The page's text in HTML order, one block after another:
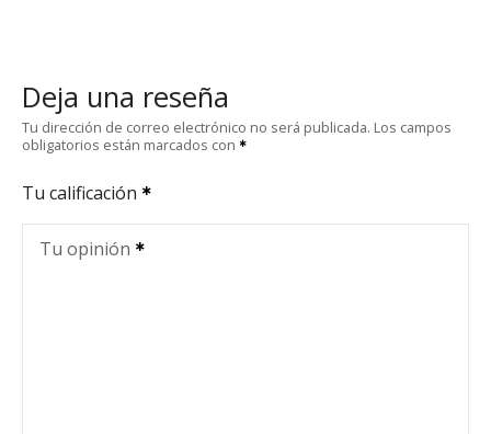
Deja una reseña
Tu dirección de correo electrónico no será publicada. Los campos
obligatorios están marcados con
Tu calificación
Tu opinión